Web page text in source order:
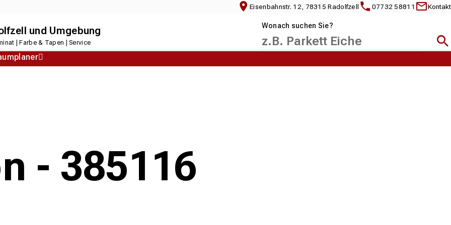
Eisenbahnstr. 12, 78315 Radolfzell 07732 58811 Kontakt
und Umgebung
| Farbe & Tapen | Service
Wonach suchen Sie?
- 385116